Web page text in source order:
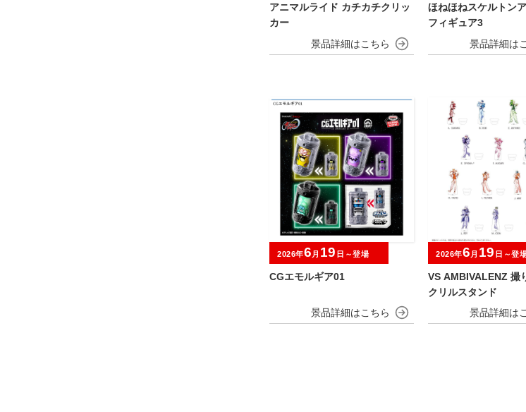
アニマルライド カチカチクリッ
カー
ほねほねスケルトン
フィギュア3
CGエモルギア01
2026年6 月 19 日～登場
VS AMBIVALENZ 撮
クリルスタンド
2026年6 月 19 日～登